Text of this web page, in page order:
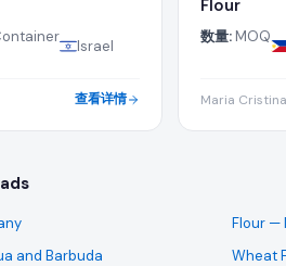
料以成为认证制造商或出口商,这
EXW)列于此 flour 采购需求的详细
?
Israel
查看详情
Flour
数量: MOQ
Maria
and Barbuda
Flour —
Wheat